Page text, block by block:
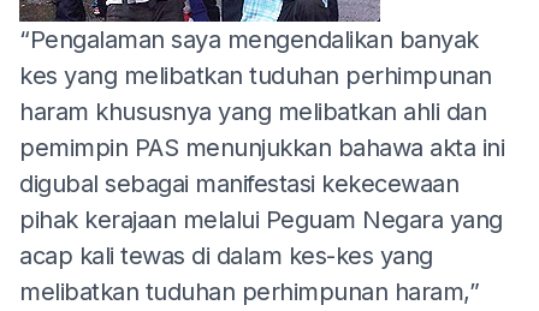
“Pengalaman saya mengendalikan banyak
kes yang melibatkan tuduhan perhimpunan
haram khususnya yang melibatkan ahli dan
pemimpin PAS menunjukkan bahawa akta ini
digubal sebagai manifestasi kekecewaan
pihak kerajaan melalui Peguam Negara yang
acap kali tewas di dalam kes-kes yang
melibatkan tuduhan perhimpunan haram,”